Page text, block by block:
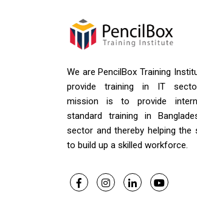
We are PencilBox Training
provide training in IT
mission is to provide
standard training in
sector and thereby helping the
to build up a skilled workforce.